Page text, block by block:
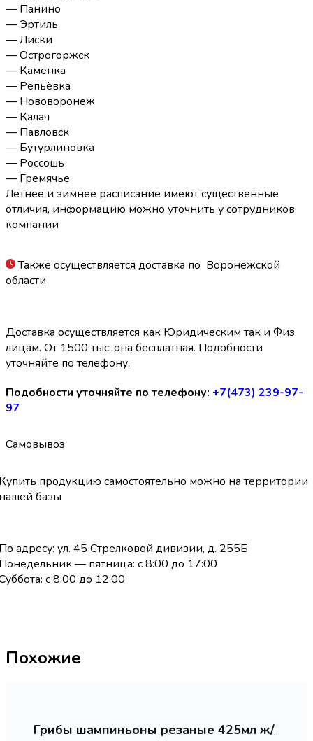
— Панино
— Эртиль
— Лиски
— Острогоржск
— Каменка
— Репьёвка
— Нововоронеж
— Калач
— Павловск
— Бутурлиновка
— Россошь
— Гремячье
Летнее и зимнее расписание имеют существенные
отличия, информацию можно уточнить у сотрудников
компании
Также осуществляется доставка по Воронежской
области
Доставка осуществляется как Юридическим так и Физ
лицам. От 1500 тыс. она бесплатная. Подобности
уточняйте по телефону.
Подобности уточняйте по телефону: +7(473) 239-97-
97
Самовывоз
продукцию самостоятельно можно на территории
базы
адресу: ул. 45 Стрелковой дивизии, д. 255Б
— пятница: с 8:00 до 17:00
с 8:00 до 12:00
Похожие
Грибы шампиньоны резаные 425мл ж/